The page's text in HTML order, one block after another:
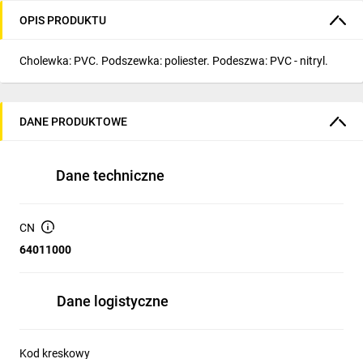
OPIS PRODUKTU
Cholewka: PVC. Podszewka: poliester. Podeszwa: PVC - nitryl.
DANE PRODUKTOWE
Dane techniczne
CN
64011000
Dane logistyczne
Kod kreskowy